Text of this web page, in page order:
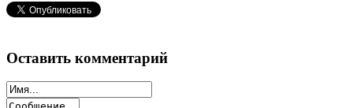
Оставить комментарий